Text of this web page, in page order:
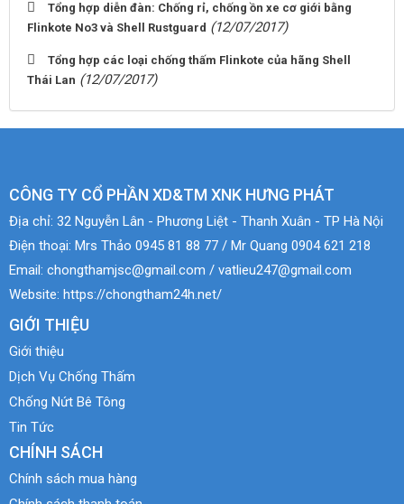
Tổng hợp diễn đàn: Chống rỉ, chống ồn xe cơ giới bằng
Flinkote No3 và Shell Rustguard (12/07/2017)
Tổng hợp các loại chống thấm Flinkote của hãng Shell
Thái Lan (12/07/2017)
CÔNG TY CỔ PHẦN XD&TM XNK HƯNG PHÁT
Địa chỉ: 32 Nguyễn Lân - Phương Liệt - Thanh Xuân - TP Hà Nội
Điện thoại: Mrs Thảo 0945 81 88 77 / Mr Quang 0904 621 218
Email: chongthamjsc@gmail.com / vatlieu247@gmail.com
Website: https://chongtham24h.net/
GIỚI THIỆU
Giới thiệu
Dịch Vụ Chống Thấm
Chống Nứt Bê Tông
Tin Tức
CHÍNH SÁCH
Chính sách mua hàng